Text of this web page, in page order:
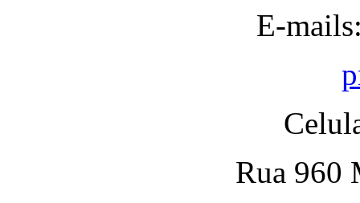
E-
Rua 960